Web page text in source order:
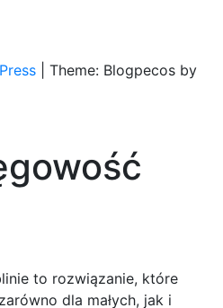
Theme: Blogpecos by
to rozwiązanie, które
dla małych, jak i